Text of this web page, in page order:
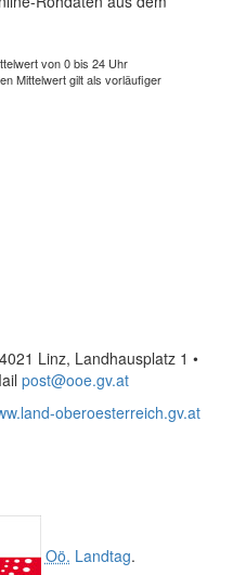
von 0 bis 24 Uhr
Mittelwert gilt als vorläufiger
Linz, Landhausplatz 1 •
post@ooe.gv.at
oberoesterreich.gv.at
Oö. Landtag.